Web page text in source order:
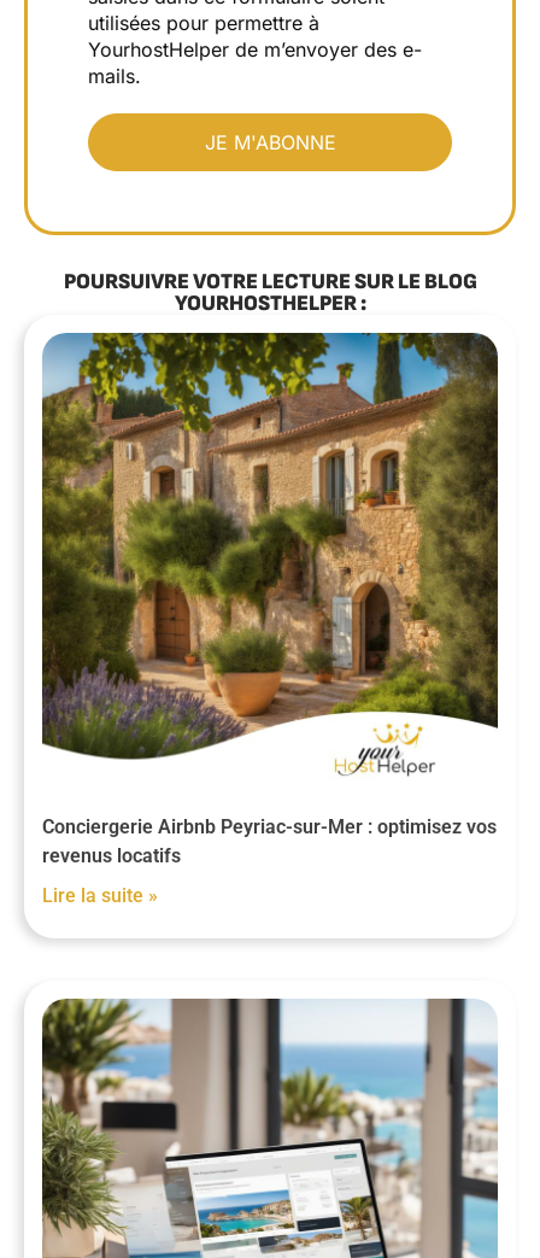
utilisées pour permettre à
YourhostHelper de m’envoyer des e-
mails.
POURSUIVRE VOTRE LECTURE SUR LE BLOG
YOURHOSTHELPER :
Conciergerie Airbnb Peyriac-sur-Mer : optimisez vos
revenus locatifs
Lire la suite »